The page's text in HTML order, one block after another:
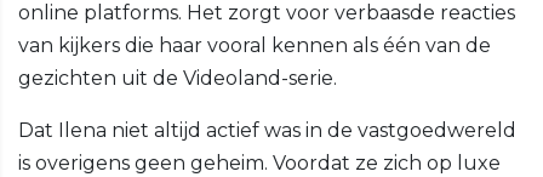
online platforms. Het zorgt voor verbaasde reacties
van kijkers die haar vooral kennen als één van de
gezichten uit de Videoland-serie.
Dat Ilena niet altijd actief was in de vastgoedwereld
is overigens geen geheim. Voordat ze zich op luxe